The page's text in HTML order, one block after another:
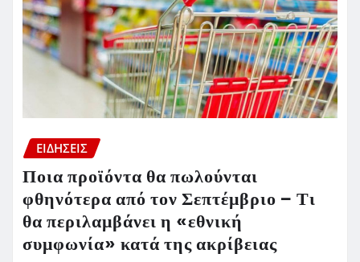
ΕΙΔΗΣΕΙΣ
Ποια προϊόντα θα πωλούνται
φθηνότερα από τον Σεπτέμβριο – Τι
θα περιλαμβάνει η «εθνική
συμφωνία» κατά της ακρίβειας